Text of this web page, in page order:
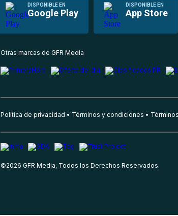
DISPONIBLE EN
Google Play
DISPONIBLE EN
App Store
Otras marcas de GFR Media
Política de privacidad Términos y condiciones
©2026 GFR Media, Todos los Derechos Reservados.